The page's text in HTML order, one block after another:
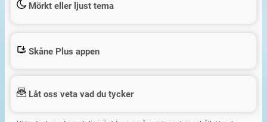
Mörkt eller ljust tema
Skåne Plus appen
Låt oss veta vad du tycker